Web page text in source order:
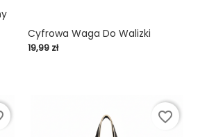
Cyfrowa Waga Do Walizki
Cena
19,99 zł
shopping_cart
favorite_border